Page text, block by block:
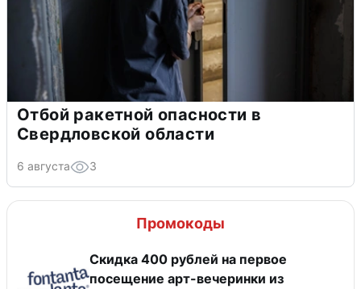
Отбой ракетной опасности в
Свердловской области
6 августа 3
Промокоды
Cкидка 400 рублей на первое
посещение арт-вечеринки из